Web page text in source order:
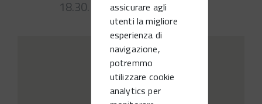
assicurare agli
utenti la migliore
esperienza di
navigazione,
potremmo
utilizzare cookie
analytics per
18.30. Ingresso libero